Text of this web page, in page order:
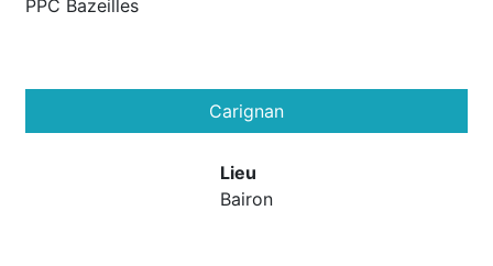
PPC Bazeilles
Carignan
Lieu
Bairon